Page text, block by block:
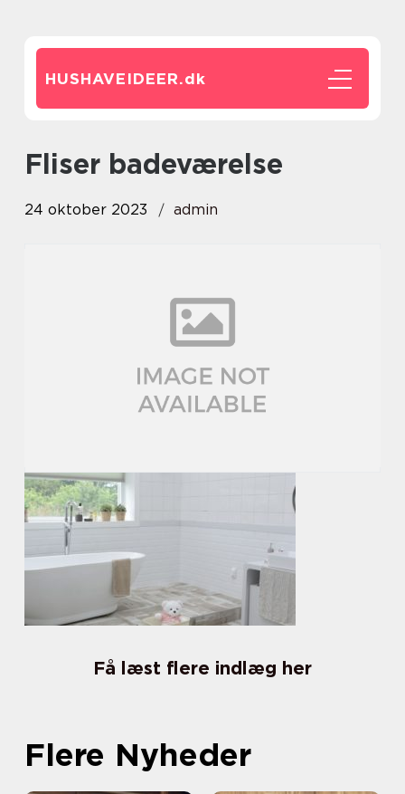
HUSHAVEIDEER.dk
fliser badeværelse
24 oktober 2023 admin
Få læst flere indlæg her
Flere Nyheder